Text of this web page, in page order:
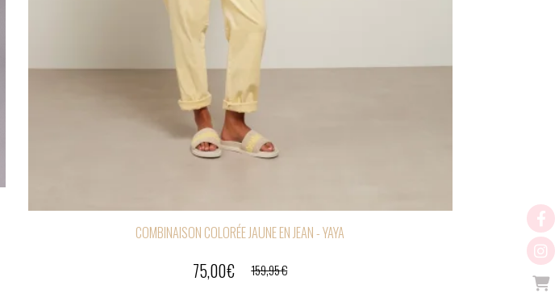
COMBINAISON COLORÉE JAUNE EN JEAN - YAYA
75,00€ 159,95€